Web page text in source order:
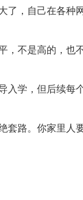
了，自己在各种
，不是高的，也
入学，但后续每
套路。你家里人